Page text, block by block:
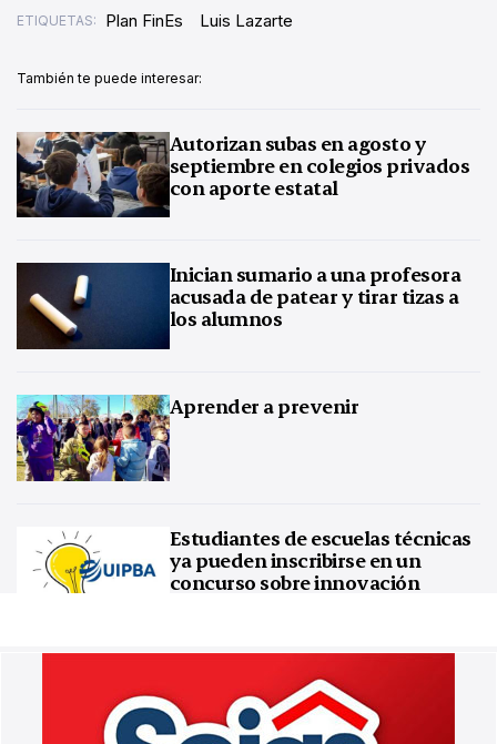
ETIQUETAS: Plan FinEs Luis Lazarte
También te puede interesar:
Autorizan subas en agosto y
septiembre en colegios privados
con aporte estatal
Inician sumario a una profesora
acusada de patear y tirar tizas a
los alumnos
Aprender a prevenir
Estudiantes de escuelas técnicas
ya pueden inscribirse en un
concurso sobre innovación